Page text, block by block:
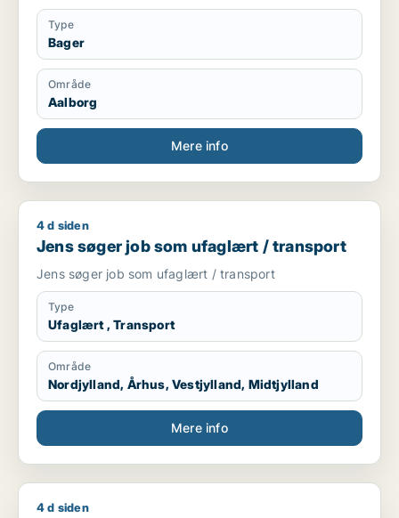
Type
Bager
Område
Aalborg
Mere info
Jens søger job som ufaglært / transport
4 d siden
Jens søger job som ufaglært / transport
Jens søger job som ufaglært / transport
Type
Ufaglært , Transport
Område
Nordjylland, Århus, Vestjylland, Midtjylland
Mere info
Erik søger job som tømrer/snedker / bygningsarbejder /
4 d siden